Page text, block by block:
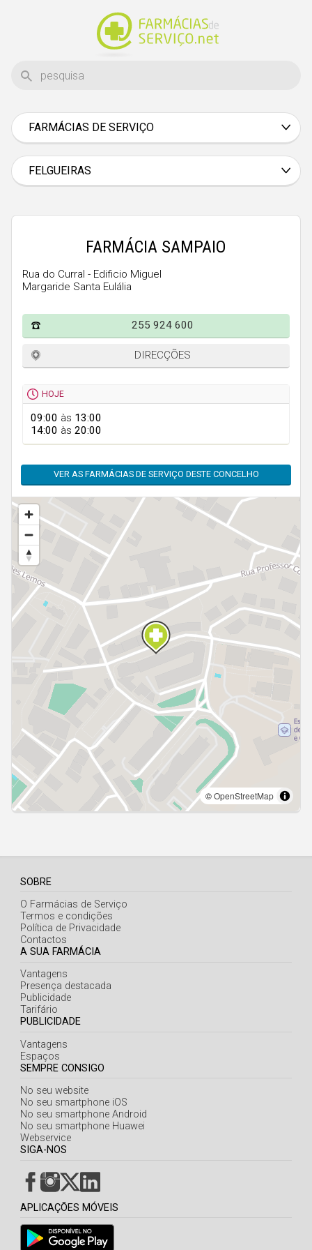
FARMÁCIAS DE SERVIÇO
Braga
Bragança
Castelo Branco
Évora
Faro
Guarda
Leiria
Lisboa
Portalegre
Santarém
Setúbal
Viana do Castelo
Vila Real
Viseu
Madeira
FELGUEIRAS
FARMÁCIA SAMPAIO
Rua do Curral - Edificio Miguel
Margaride Santa Eulália
255 924 600
DIRECÇÕES
HOJE
09:00 às 13:00
14:00 às 20:00
VER AS FARMÁCIAS DE SERVIÇO DESTE CONCELHO
SOBRE
O Farmácias de Serviço
Termos e condições
Política de Privacidade
Contactos
A SUA FARMÁCIA
Vantagens
Presença destacada
Publicidade
Tarifário
PUBLICIDADE
Vantagens
Espaços
SEMPRE CONSIGO
No seu website
No seu smartphone iOS
No seu smartphone Android
No seu smartphone Huawei
Webservice
SIGA-NOS
APLICAÇÕES MÓVEIS